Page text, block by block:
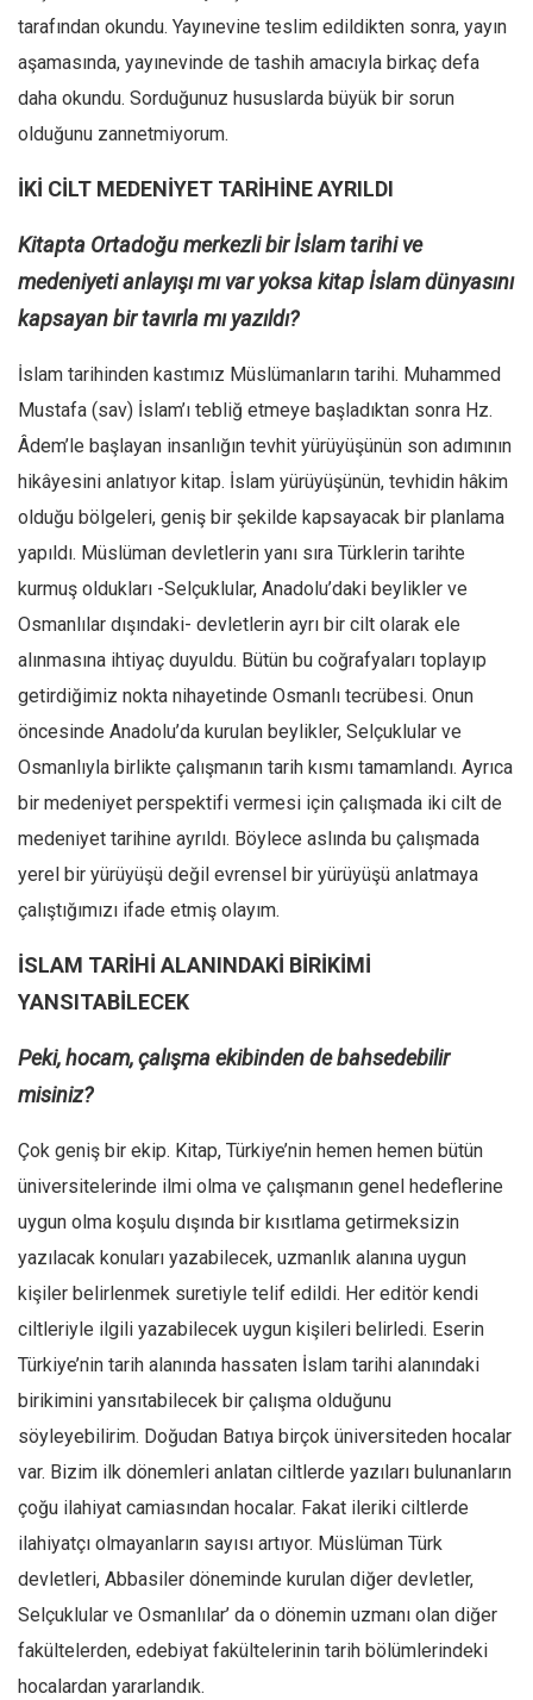
tarafından okundu. Yayınevine teslim edildikten sonra, yayın
aşamasında, yayınevinde de tashih amacıyla birkaç defa
daha okundu. Sorduğunuz hususlarda büyük bir sorun
olduğunu zannetmiyorum.
İKİ CİLT MEDENİYET TARİHİNE AYRILDI
Kitapta Ortadoğu merkezli bir İslam tarihi ve
medeniyeti anlayışı mı var yoksa kitap İslam dünyasını
kapsayan bir tavırla mı yazıldı?
İslam tarihinden kastımız Müslümanların tarihi. Muhammed
Mustafa (sav) İslam’ı tebliğ etmeye başladıktan sonra Hz.
Âdem’le başlayan insanlığın tevhit yürüyüşünün son adımının
hikâyesini anlatıyor kitap. İslam yürüyüşünün, tevhidin hâkim
olduğu bölgeleri, geniş bir şekilde kapsayacak bir planlama
yapıldı. Müslüman devletlerin yanı sıra Türklerin tarihte
kurmuş oldukları -Selçuklular, Anadolu’daki beylikler ve
Osmanlılar dışındaki- devletlerin ayrı bir cilt olarak ele
alınmasına ihtiyaç duyuldu. Bütün bu coğrafyaları toplayıp
getirdiğimiz nokta nihayetinde Osmanlı tecrübesi. Onun
öncesinde Anadolu’da kurulan beylikler, Selçuklular ve
Osmanlıyla birlikte çalışmanın tarih kısmı tamamlandı. Ayrıca
bir medeniyet perspektifi vermesi için çalışmada iki cilt de
medeniyet tarihine ayrıldı. Böylece aslında bu çalışmada
yerel bir yürüyüşü değil evrensel bir yürüyüşü anlatmaya
çalıştığımızı ifade etmiş olayım.
İSLAM TARİHİ ALANINDAKİ BİRİKİMİ
YANSITABİLECEK
Peki, hocam, çalışma ekibinden de bahsedebilir
misiniz?
Çok geniş bir ekip. Kitap, Türkiye’nin hemen hemen bütün
üniversitelerinde ilmi olma ve çalışmanın genel hedeflerine
uygun olma koşulu dışında bir kısıtlama getirmeksizin
yazılacak konuları yazabilecek, uzmanlık alanına uygun
kişiler belirlenmek suretiyle telif edildi. Her editör kendi
ciltleriyle ilgili yazabilecek uygun kişileri belirledi. Eserin
Türkiye’nin tarih alanında hassaten İslam tarihi alanındaki
birikimini yansıtabilecek bir çalışma olduğunu
söyleyebilirim. Doğudan Batıya birçok üniversiteden hocalar
var. Bizim ilk dönemleri anlatan ciltlerde yazıları bulunanların
çoğu ilahiyat camiasından hocalar. Fakat ileriki ciltlerde
ilahiyatçı olmayanların sayısı artıyor. Müslüman Türk
devletleri, Abbasiler döneminde kurulan diğer devletler,
Selçuklular ve Osmanlılar’ da o dönemin uzmanı olan diğer
fakültelerden, edebiyat fakültelerinin tarih bölümlerindeki
hocalardan yararlandık.